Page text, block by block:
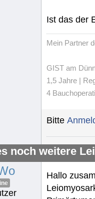
Ist das der
Mein Partner
GIST am
1,5 Jahre |
4
Bitte
noch weitere
Hallo